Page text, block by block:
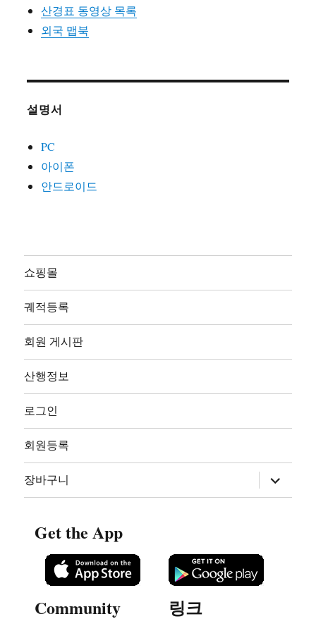
산경표 동영상 목록
외국 맵북
설명서
PC
아이폰
안드로이드
쇼핑몰
궤적등록
회원 게시판
산행정보
로그인
회원등록
장바구니
위
메
Get the App
Community 링크